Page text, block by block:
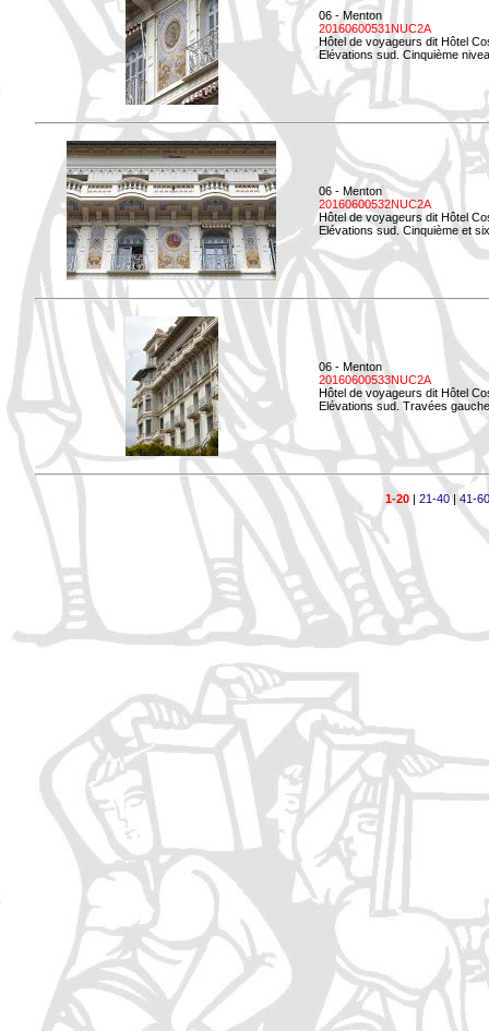
06 - Menton
20160600531NUC2A
Hôtel de voyageurs dit Hôtel
Elévations sud. Cinquième
06 - Menton
20160600532NUC2A
Hôtel de voyageurs dit Hôtel
Elévations sud. Cinquième et
06 - Menton
20160600533NUC2A
Hôtel de voyageurs dit Hôtel
Elévations sud. Travées
1-20 | 21-40| 41-60